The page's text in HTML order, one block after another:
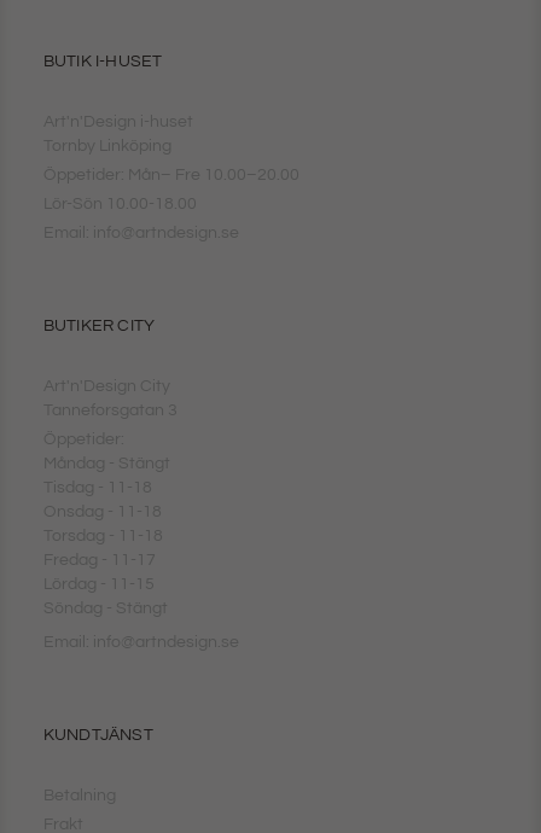
BUTIK I-HUSET
Art'n'Design i-huset
Tornby Linköping
Öppetider: Mån– Fre 10.00–20.00
Lör-Sön 10.00-18.00
Email: info@artndesign.se
BUTIKER CITY
Art'n'Design City
Tanneforsgatan 3
Öppetider:
Måndag - Stängt
Tisdag - 11-18
Onsdag - 11-18
Torsdag - 11-18
Fredag - 11-17
Lördag - 11-15
Söndag - Stängt
Email: info@artndesign.se
KUNDTJÄNST
Betalning
Frakt